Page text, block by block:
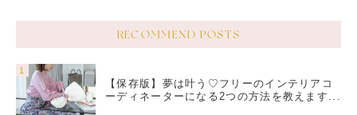
RECOMMEND POSTS
【保存版】夢は叶う♡フリーのインテリアコ
ーディネーターになる2つの方法を教えます...